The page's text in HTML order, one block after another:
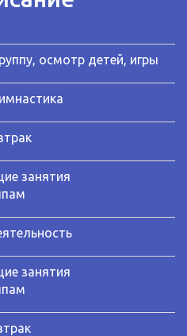
осмотр детей, игры
занятия
занятия